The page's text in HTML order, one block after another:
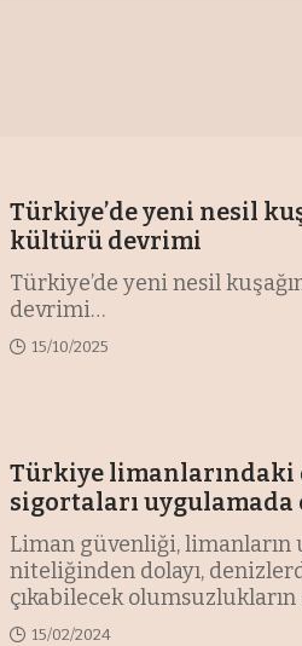
Türkiye’de yeni nesil
kültürü devrimi
Türkiye’de yeni nesil
devrimi…
15/10/2025
Türkiye limanlarındaki
sigortaları uygulamada
Liman güvenliği, limanların
niteliğinden dolayı,
çıkabilecek
15/02/2024